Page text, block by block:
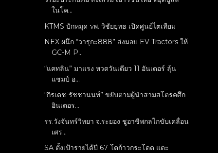
ในโค...
KTMS ปักหมุด รพ. วิชัยยุทธ เปิดศูนย์ไตเทียม
NEX ผนึก “วารุกะ888” ส่งมอบ EV Tractors ให้
GC-M P...
“แคทลิน” มาแรง หวดวันเดียว 11 อันเดอร์ ลุ้น
แชมป์ อ...
“กิรเดช-รัชชานนท์” ขยับตามผู้นำสามสโตรคศึก
อินเตอร...
รร.วังจันทร์วิทยา จ.ระยอง ชูอาชีพกลไกขับเคลื่อน
เศร...
SA ตั้งเป้ารายได้ปี 67 โตก้าวกระโดด แตะ